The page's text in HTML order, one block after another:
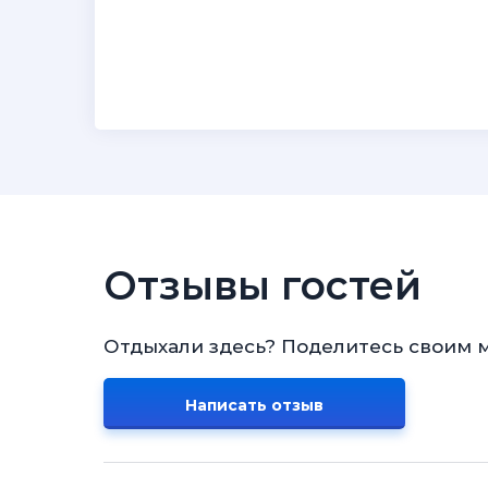
Отзывы гостей
Отдыхали здесь? Поделитесь своим
Написать отзыв